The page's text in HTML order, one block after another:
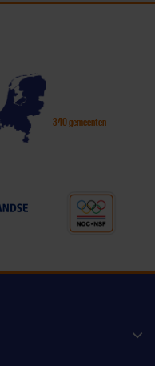
340 gemeenten